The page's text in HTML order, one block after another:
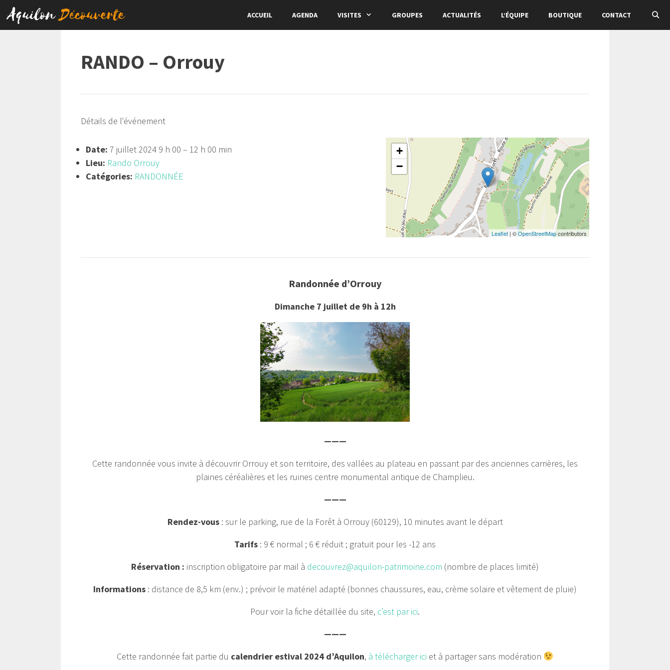
Aller
au
contenu
ACCUEIL AGENDA VISITES GROUPES ACTUALITÉS L’ÉQUIPE BOUTIQUE CONTACT
RANDO – Orrouy
Détails de l'événement
Date: 7 juillet 2024 9 h 00 – 12 h 00 min
Lieu: Rando Orrouy
Catégories: RANDONNÉE
+
−
Leaflet | ©OpenStreetMapcontributors
Randonnée d’Orrouy
Dimanche 7 juillet de 9h à 12h
———
Cette randonnée vous invite à découvrir Orrouy et son territoire, des vallées au plateau en passant par des anciennes carrières, les
plaines céréalières et les ruines centre monumental antique de Champlieu.
———
Rendez-vous: sur le parking, rue de la Forêt à Orrouy (60129), 10 minutes avant le départ
Tarifs : 9 € normal ; 6 € réduit ; gratuit pour les -12 ans
Réservation : inscription obligatoire par mail à decouvrez@aquilon-patrimoine.com (nombre de places limité)
Informations : distance de 8,5 km (env.) ; prévoir le matériel adapté (bonnes chaussures, eau, crème solaire et vêtement de pluie)
Pour voir la fiche détaillée du site, c’est par ici.
———
Cette randonnée fait partie du calendrier estival 2024 d’Aquilon, à télécharger ici et à partager sans modération